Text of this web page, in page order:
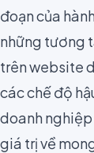
đoạn của
những tương
trên website
các chế độ
doanh
giá trị về